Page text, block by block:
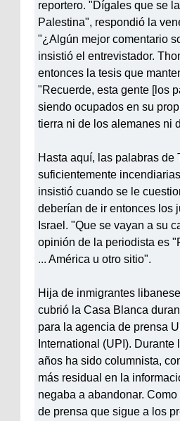
reportero. "Dígales que se
Palestina", respondió la
"¿Algún mejor comentario
insistió el entrevistador.
entonces la tesis que
"Recuerde, esta gente [los
siendo ocupados en su
tierra ni de los alemanes ni
Hasta aquí, las palabras de
suficientemente
insistió cuando se le
deberían de ir entonces los
Israel. "Que se vayan a su
opinión de la periodista es
... América u otro sitio".
Hija de inmigrantes
cubrió la Casa Blanca
para la agencia de prensa
International (UPI). Durante
años ha sido columnista,
más residual en la
negaba a abandonar.
de prensa que sigue a los